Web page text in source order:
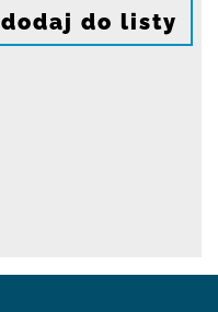
dodaj do listy